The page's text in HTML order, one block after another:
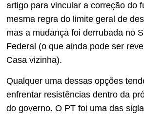
artigo para vincular a correção do
mesma regra do limite geral de
mas a mudança foi derrubada no
Federal (o que ainda pode ser
Casa vizinha).
Qualquer uma dessas opções
enfrentar resistências dentro da
do governo. O PT foi uma das